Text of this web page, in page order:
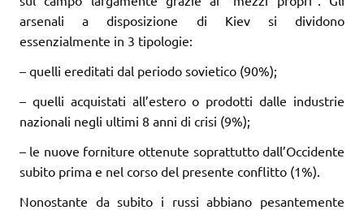
arsenali a disposizione di Kiev si dividono
essenzialmente in 3 tipologie:
– quelli ereditati dal periodo sovietico (90%);
– quelli acquistati all’estero o prodotti dalle industrie
nazionali negli ultimi 8 anni di crisi (9%);
– le nuove forniture ottenute soprattutto dall’Occidente
subito prima e nel corso del presente conflitto (1%).
Nonostante da subito i russi abbiano pesantemente